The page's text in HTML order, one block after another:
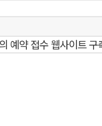
예약 접수 웹사이트 구